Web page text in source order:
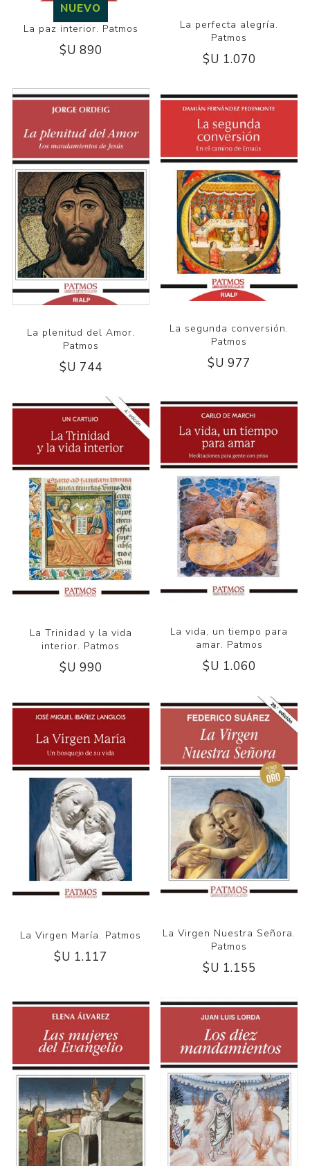
NUEVO
La paz interior. Patmos
$U 890
La perfecta alegría.
Patmos
$U 1.070
La plenitud del Amor.
Patmos
$U 744
La segunda conversión.
Patmos
$U 977
La Trinidad y la vida
interior. Patmos
$U 990
La vida, un tiempo para
amar. Patmos
$U 1.060
La Virgen María. Patmos
$U 1.117
La Virgen Nuestra Señora.
Patmos
$U 1.155